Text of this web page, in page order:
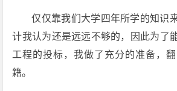
仅仅靠我们大学四年所学的知识
计我认为还是远远不够的，因此为了
工程的投标，我做了充分的准备，
籍。